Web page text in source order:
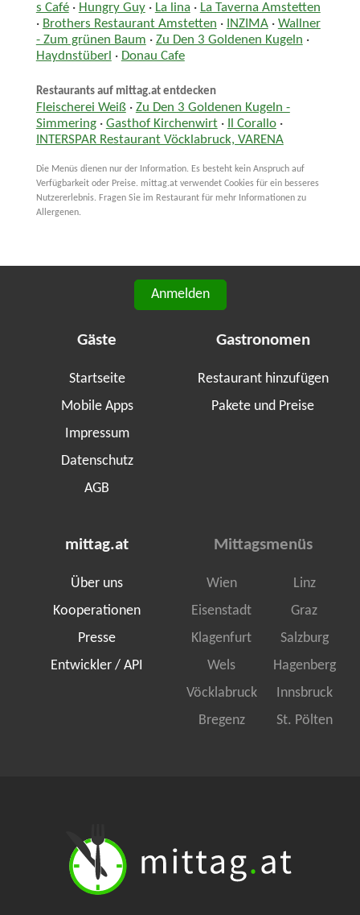
s Café· Hungry Guy· La lina · La Taverna Amstetten
· Brothers Restaurant Amstetten · INZIMA· Wallner
- Zum grünen Baum · Zu Den 3 Goldenen Kugeln ·
Haydnstüberl · Donau Cafe
Restaurants auf mittag.at entdecken
Fleischerei Weiß· Zu Den 3 Goldenen Kugeln -
Simmering· Gasthof Kirchenwirt· Il Corallo·
INTERSPAR Restaurant Vöcklabruck, VARENA
Die Menüs dienen nur der Information. Es besteht kein Anspruch auf
Verfügbarkeit oder Preise. mittag.at verwendet Cookies für ein besseres
Nutzererlebnis. Fragen Sie im Restaurant für mehr Informationen zu
Allergenen.
Anmelden
Gäste
Startseite
Mobile Apps
Impressum
Datenschutz
AGB
Gastronomen
Restaurant hinzufügen
Pakete und Preise
mittag.at
Über uns
Kooperationen
Presse
Entwickler / API
Mittagsmenüs
Wien
Linz
Eisenstadt
Graz
Klagenfurt
Salzburg
Wels
Hagenberg
Vöcklabruck
Innsbruck
Bregenz
St. Pölten